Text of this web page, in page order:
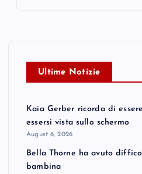
Ultime Notizie
Kaia Gerber ricorda di
essersi vista sullo schermo
August 6, 2026
Bella Thorne ha avuto
bambina